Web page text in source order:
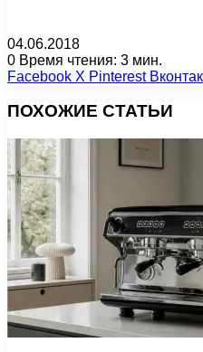
04.06.2018
0 Время чтения: 3 мин.
Facebook X Pinterest
ПОХОЖИЕ СТАТЬИ